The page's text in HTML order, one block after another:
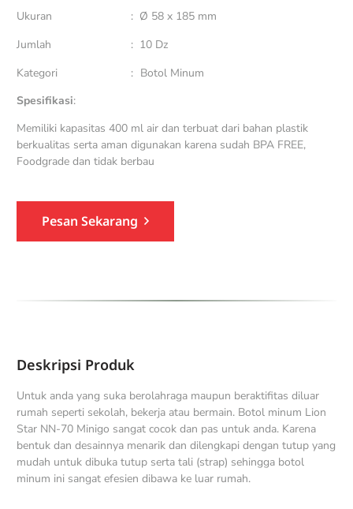
Ukuran : Ø 58 x 185 mm
Jumlah
: 10 Dz
Kategori
: Botol Minum
Spesifikasi:
Memiliki kapasitas 400 ml air dan terbuat dari bahan plastik
berkualitas serta aman digunakan karena sudah BPA FREE,
Foodgrade dan tidak berbau
Pesan Sekarang
Deskripsi Produk
Untuk anda yang suka berolahraga maupun beraktifitas diluar
rumah seperti sekolah, bekerja atau bermain. Botol minum Lion
Star NN-70 Minigo sangat cocok dan pas untuk anda. Karena
bentuk dan desainnya menarik dan dilengkapi dengan tutup yang
mudah untuk dibuka tutup serta tali (strap) sehingga botol
minum ini sangat efesien dibawa ke luar rumah.